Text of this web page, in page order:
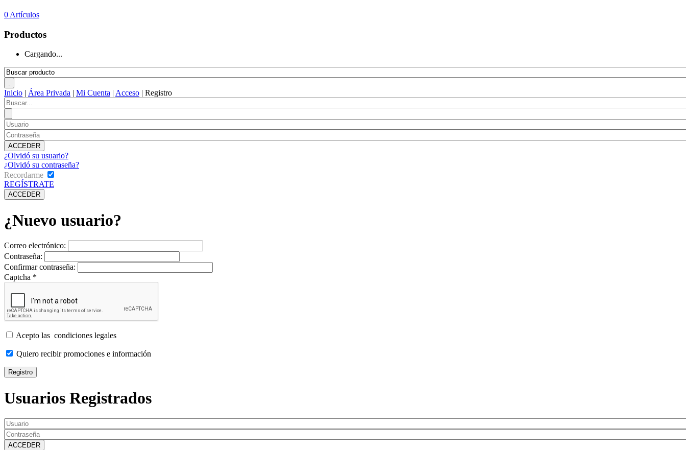
0 Artículos
Productos
Cargando...
Inicio | Área Privada | Mi Cuenta | Acceso | Registro
¿Olvidó su usuario?
¿Olvidó su contraseña?
Recordarme
REGÍSTRATE
¿Nuevo usuario?
Correo electrónico:
Contraseña:
Confirmar contraseña:
Captcha *
Acepto las condiciones legales
Quiero recibir promociones e información
Usuarios Registrados